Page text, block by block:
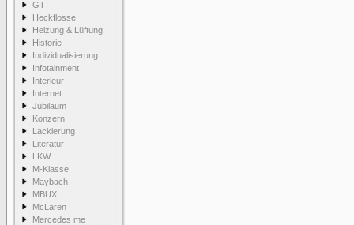
GT
Heckflosse
Heizung & Lüftung
Historie
Individualisierung
Infotainment
Interieur
Internet
Jubiläum
Konzern
Lackierung
Literatur
LKW
M-Klasse
Maybach
MBUX
McLaren
Mercedes me